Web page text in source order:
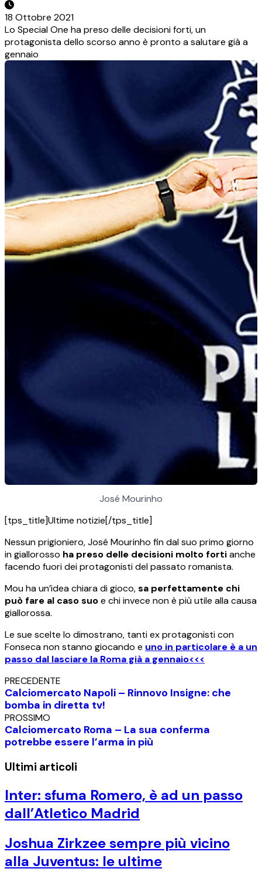
18 Ottobre 2021
Lo Special One ha preso delle decisioni forti, un
protagonista dello scorso anno è pronto a salutare già a
gennaio
José Mourinho
[tps_title]Ultime notizie[/tps_title]
Nessun prigioniero, José Mourinho fin dal suo primo giorno
in giallorosso ha preso delle decisioni molto fortianche
facendo fuori dei protagonisti del passato romanista.
Mou ha un’idea chiara di gioco,sa perfettamente chi
può fare al caso suoe chi invece non è più utile alla causa
giallorossa.
Le sue scelte lo dimostrano, tanti ex protagonisti con
Fonseca non stanno giocando e uno in particolare è a un
passo dal lasciare la Roma già a gennaio<<<
PRECEDENTE
Calciomercato Napoli – Rinnovo Insigne: che
bomba in diretta tv!
PROSSIMO
Calciomercato Roma – La sua conferma
potrebbe essere l’arma in più
Ultimi articoli
Inter: sfuma Romero, è ad un passo
dall’Atletico Madrid
Joshua Zirkzee sempre più vicino
alla Juventus: le ultime